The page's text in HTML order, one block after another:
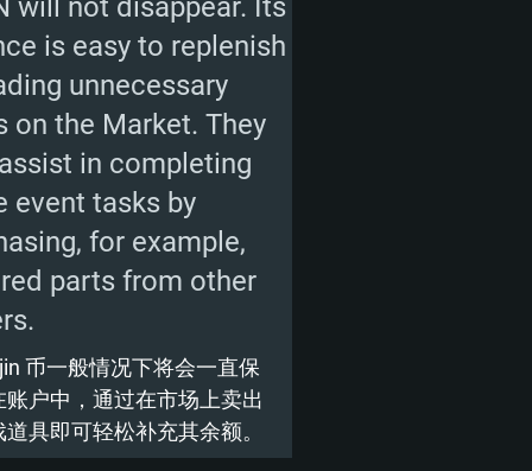
Linux平台
10 / 11 (64位)
i5 或 Ryzen 5 3600 及以上
高
11 及以上级别的显卡 - Nvidia
/ AMD Radeon RX 570 同等级及
Sur 11.0 或更新版本
支持Intel Xeon系列)
Vega II或更高，需要支持
64位
i7
GTX 1060 与最新显卡驱动
本) 或同等水平的 AMD 显卡
币一般情况下将会一直保
账户中，通过在市场上卖出
道具即可轻松补充其余额。